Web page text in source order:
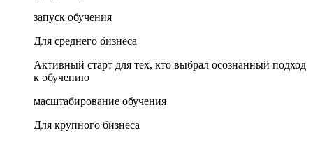
запуск обучения
Для среднего бизнеса
Активный старт для тех, кто выбрал осознанный подход
к обучению
масштабирование обучения
Для крупного бизнеса